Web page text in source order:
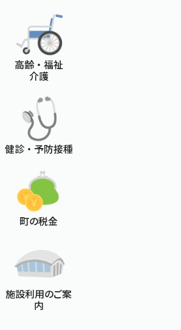
高齢 ・ 福祉
介護
健診 ・ 予防接種
町の税金
施設利用のご案
内